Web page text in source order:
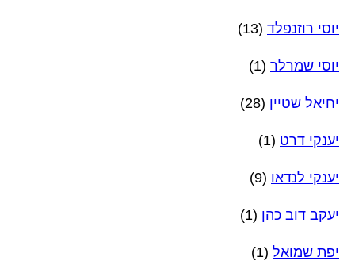
יוסי רוזנפלד (13)
יוסי שמרלר (1)
יחיאל שטיין (28)
יענקי דרט (1)
יענקי לנדאו (9)
יעקב דוב כהן (1)
יפת שמואל (1)